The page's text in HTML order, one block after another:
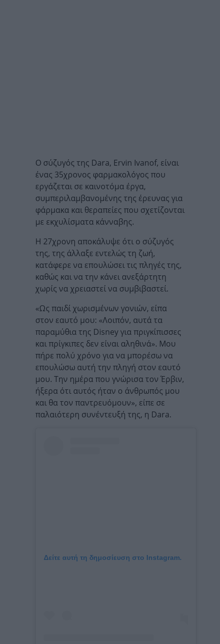
Ο σύζυγός της Dara, Ervin Ivanof, είναι
ένας 35χρονος φαρμακολόγος που
εργάζεται σε καινοτόμα έργα,
συμπεριλαμβανομένης της έρευνας για
φάρμακα και θεραπείες που σχετίζονται
με εκχυλίσματα κάνναβης.
Η 27χρονη αποκάλυψε ότι ο σύζυγός
της, της άλλαξε εντελώς τη ζωή,
κατάφερε να επουλώσει τις πληγές της,
καθώς και να την κάνει ανεξάρτητη
χωρίς να χρειαστεί να συμβιβαστεί.
«Ως παιδί χωρισμένων γονιών, είπα
στον εαυτό μου: «Λοιπόν, αυτά τα
παραμύθια της Disney για πριγκίπισσες
και πρίγκιπες δεν είναι αληθινά». Μου
πήρε πολύ χρόνο για να μπορέσω να
επουλώσω αυτή την πληγή στον εαυτό
μου. Την ημέρα που γνώρισα τον Έρβιν,
ήξερα ότι αυτός ήταν ο άνθρωπός μου
και θα τον παντρευόμουν», είπε σε
παλαιότερη συνέντευξή της, η Dara.
Δείτε αυτή τη δημοσίευση στο Instagram.